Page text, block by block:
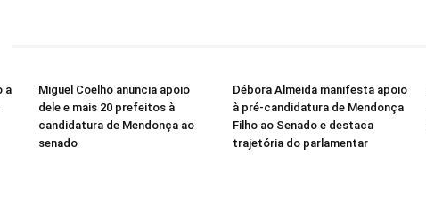
a
Miguel Coelho anuncia apoio
dele e mais 20 prefeitos à
candidatura de Mendonça ao
senado
Débora Almeida manifesta apoio
à pré-candidatura de Mendonça
Filho ao Senado e destaca
trajetória do parlamentar